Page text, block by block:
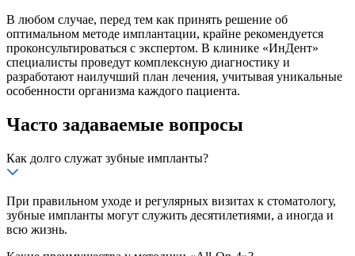
В любом случае, перед тем как принять решение об
оптимальном методе имплантации, крайне рекомендуется
проконсультироваться с экспертом. В клинике «ИнДент»
специалисты проведут комплексную диагностику и
разработают наилучший план лечения, учитывая уникальные
особенности организма каждого пациента.
Часто задаваемые вопросы
Как долго служат зубные импланты?
При правильном уходе и регулярных визитах к стоматологу,
зубные импланты могут служить десятилетиями, а иногда и
всю жизнь.